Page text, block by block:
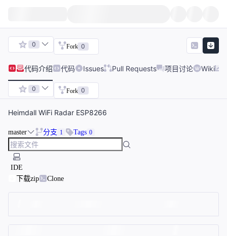
0 Fork 0
代码介绍 代码 Issues Pull Requests 项目讨论 Wiki
0 Fork 0
Heimdall WiFi Radar ESP8266
master 分支 1 Tags 0
IDE
下载zip
Clone